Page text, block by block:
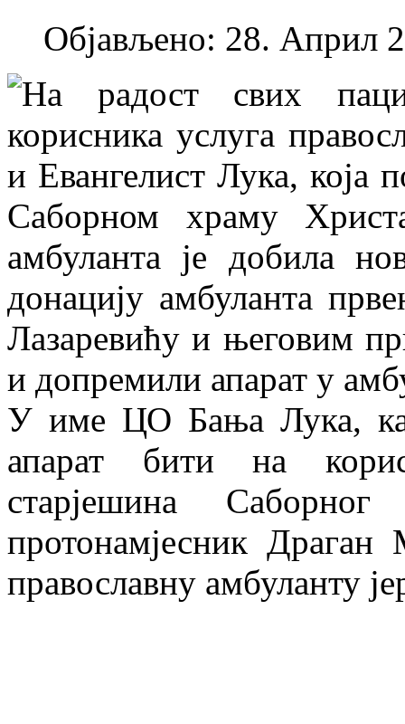
Објављено: 28. Април
На радост свих
корисника услуга
и Евангелист Лука, која
Саборном храму
амбуланта је добила
донацију амбуланта
Лазаревићу и његовим
и допремили апарат у
У име ЦО Бања Лука,
апарат бити на
старјешина
протонамјесник
православну амбуланту